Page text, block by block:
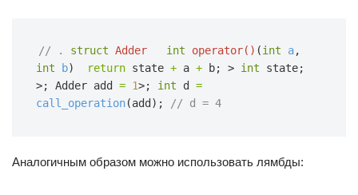
// . struct Adder int operator() (int a,
int
b) return state + a + b; > int
state;
>;
Adder add = 1>; int d
=
call_operation(add); // d = 4
Аналогичным образом можно использовать лямбды: